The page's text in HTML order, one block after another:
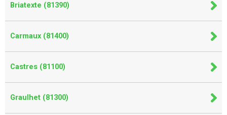
Briatexte (81390)
Carmaux (81400)
Castres (81100)
Graulhet (81300)